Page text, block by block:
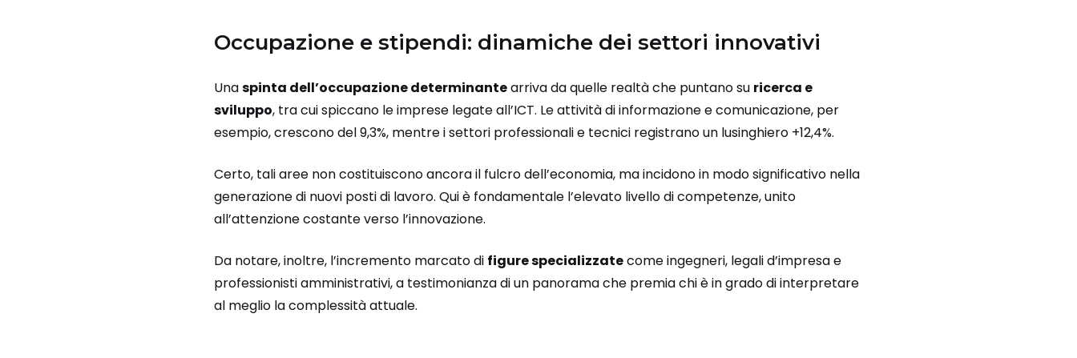
Occupazione e stipendi: dinamiche dei settori innovativi
Unaspinta dell’occupazione determinantearriva da quelle realtà che puntano su ricerca e
sviluppo, tra cui spiccano le imprese legate all’ICT. Le attività di informazione e comunicazione, per
esempio, crescono del 9,3%, mentre i settori professionali e tecnici registrano un lusinghiero +12,4%.
Certo, tali aree non costituiscono ancora il fulcro dell’economia, ma incidono in modo significativo nella
generazione di nuovi posti di lavoro. Qui è fondamentale l’elevato livello di competenze, unito
all’attenzione costante verso l’innovazione.
Da notare, inoltre, l’incremento marcato di figure specializzatecome ingegneri, legali d’impresa e
professionisti amministrativi, a testimonianza di un panorama che premia chi è in grado di interpretare
al meglio la complessità attuale.